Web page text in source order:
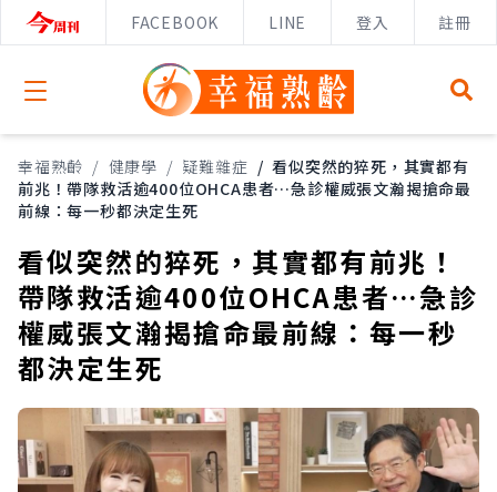
FACEBOOK LINE 登入 註冊
Open menu
幸福熟齡 / 健康學 / 疑難雜症 / 看似突然的猝死，其實都有
前兆！帶隊救活逾400位OHCA患者…急診權威張文瀚揭搶命最
前線：每一秒都決定生死
看似突然的猝死，其實都有前兆！
帶隊救活逾400位OHCA患者…急診
權威張文瀚揭搶命最前線：每一秒
都決定生死